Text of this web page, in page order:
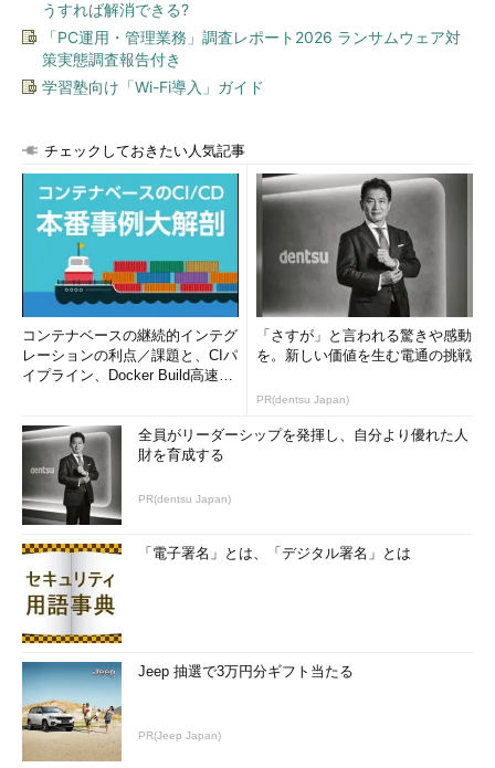
うすれば解消できる?
「PC運用・管理業務」調査レポート2026 ランサムウェア対
策実態調査報告付き
学習塾向け「Wi-Fi導入」ガイド
チェックしておきたい人気記事
コンテナベースの継続的インテグ
レーションの利点／課題と、CIパ
イプライン、Docker Build高速化
「さすが」と言われる驚きや感動
を。新しい価値を生む電通の挑戦
PR(dentsu Japan)
全員がリーダーシップを発揮し、自分より優れた人
財を育成する
PR(dentsu Japan)
「電子署名」とは、「デジタル署名」とは
Jeep 抽選で3万円分ギフト当たる
PR(Jeep Japan)